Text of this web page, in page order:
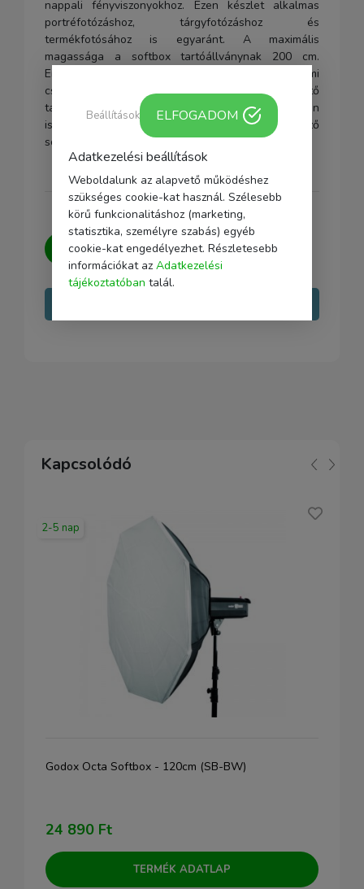
nappali fényviszonyokhoz. Ezen készlet alkalmas
portréfotózáshoz, tárgyfotózáshoz és
termékfotósához is egyaránt. A maximális
magassága a softbox tartóállványnak 200 cm.
Energiatakarékos állandófényű LED-es izzóval ami
csak 85W-ot fogyaszt, ebből kettő
található a softbox szettben. Az árérték arányban
is olcsó de kellően erős fényerővel rendelkező
softbox.
Kérdésed van?
Írj nekünk, igyekszünk
minden kérdésedre választ adni.
Kapcsolódó
2-5 nap
Godox Octa Softbox - 120cm (SB-BW)
24 890 Ft
TERMÉK ADATLAP
Adatkezelési beállítások
Weboldalunk az alapvető működéshez
szükséges cookie-kat használ. Szélesebb
körű funkcionalitáshoz (marketing,
statisztika, személyre szabás) egyéb
cookie-kat engedélyezhet. Részletesebb
információkat az Adatkezelési
tájékoztatóban talál.
Beállítások ELFOGADOM